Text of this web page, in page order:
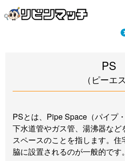
PS
（ピーエ
PSとは、Pipe Space（パイプ
下水道管やガス管、湯沸器な
スペースのことを指します。
脇に設置されるのが一般的です。